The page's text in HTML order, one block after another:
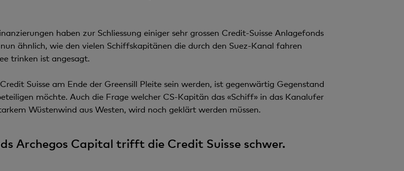
haben zur Schliessung einiger sehr grossen Credit-Suisse Anlagefonds
ähnlich, wie den vielen Schiffskapitänen die durch den Suez-Kanal fahren
trinken ist angesagt.
Suisse am Ende der Greensill Pleite sein werden, ist gegenwärtig Gegenstand
möchte. Auch die Frage welcher CS-Kapitän das «Schiff» in das Kanalufer
Wüstenwind aus Westen, wird noch geklärt werden müssen.
Archegos Capital trifft die Credit Suisse schwer.